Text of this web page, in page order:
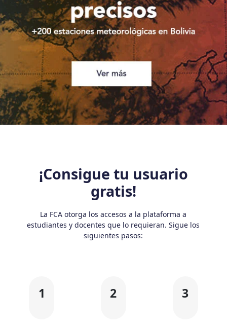
¡Consigue tu usuario
gratis!
La FCA otorga los accesos a la plataforma a
estudiantes y docentes que lo requieran. Sigue los
siguientes pasos:
1 2 3